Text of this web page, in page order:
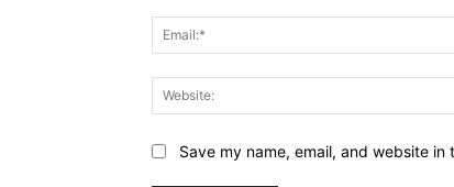
Save my name, email, and website